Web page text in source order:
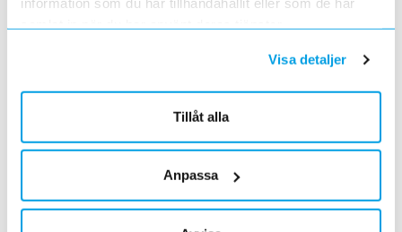
samlat in när du har använt deras tjänster.
Visa detaljer
Tillåt alla
Anpassa
hållbarhetsarbete
2022-03-21
Elektroskandia högsta möjliga betyg, Platina, för företagets
pågående affärsrelationer med Ryssland & Belarus.
Förändrade priser 2022-04-01
2022-03-01